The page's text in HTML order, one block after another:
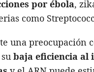
por ébola,
como
una preocupación
baja eficiencia al